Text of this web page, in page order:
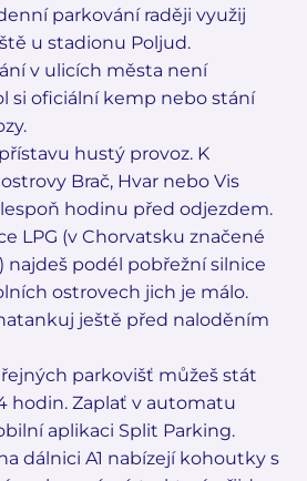
parkování raději využij
u stadionu Poljud.
v ulicích města není
si oficiální kemp nebo stání
hustý provoz. K
Brač, Hvar nebo Vis
hodinu před odjezdem.
LPG (v Chorvatsku značené
najdeš podél pobřežní silnice
ostrovech jich je málo.
ještě před naloděním
parkovišť můžeš stát
hodin. Zaplať v automatu
aplikaci Split Parking.
dálnici A1 nabízejí kohoutky s